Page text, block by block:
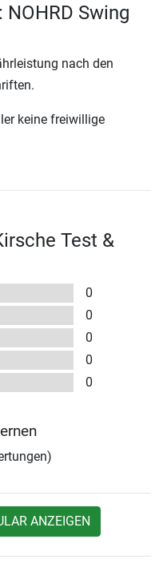
Swing
nach den
keine freiwillige
Test &
0
0
0
0
0
ANZEIGEN